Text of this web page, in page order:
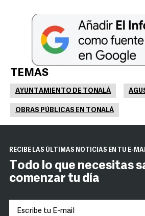
TEMAS
AYUNTAMIENTO DE TONALÁ
OBRAS PÚBLICAS EN TONALÁ
RECIBE LAS ÚLTIMAS NOTICIAS EN TU E-
Todo lo que necesitas
comenzar tu día